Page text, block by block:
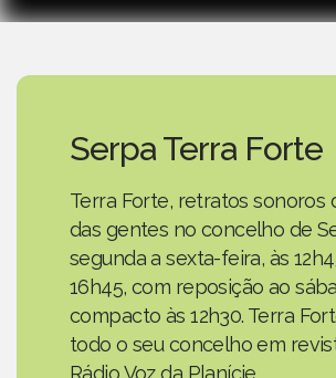
Serpa Terra Forte
Terra Forte, retratos sonoros
das gentes no concelho de
segunda a sexta-feira, às
16h45, com reposição ao
compacto às 12h30. Terra
todo o seu concelho em
Rádio Voz da Planície.